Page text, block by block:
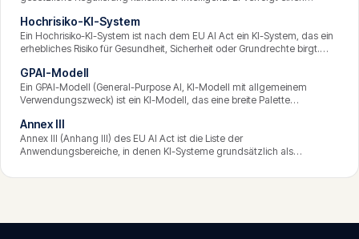
vier Stufen einteilt und entsprechend unterschiedliche Pflichten
auferlegt. Die zentralen Vorschriften werden ab August 2026
durchgesetzt.
Hochrisiko-KI-System
Ein Hochrisiko-KI-System ist nach dem EU AI Act ein KI-System, das ein
erhebliches Risiko für Gesundheit, Sicherheit oder Grundrechte birgt.
Kreditwürdigkeitsprüfung, kritischen Infrastruktur und Bildung. Solche
Systeme tragen den umfangreichsten Pflichtenkatalog der Verordnung.
GPAI-Modell
Ein GPAI-Modell (General-Purpose AI, KI-Modell mit allgemeinem
Verwendungszweck) ist ein KI-Modell, das eine breite Palette
nachgelagerte Systeme integrieren lässt. Grosse Sprachmodelle sind
das prominenteste Beispiel. Der EU AI Act enthält für GPAI-Modelle ein
eigenes Pflichtenregime.
Annex III
Annex III (Anhang III) des EU AI Act ist die Liste der
Anwendungsbereiche, in denen KI-Systeme grundsätzlich als
Infrastruktur, Bildung, Beschäftigung, der Zugang zu wesentlichen